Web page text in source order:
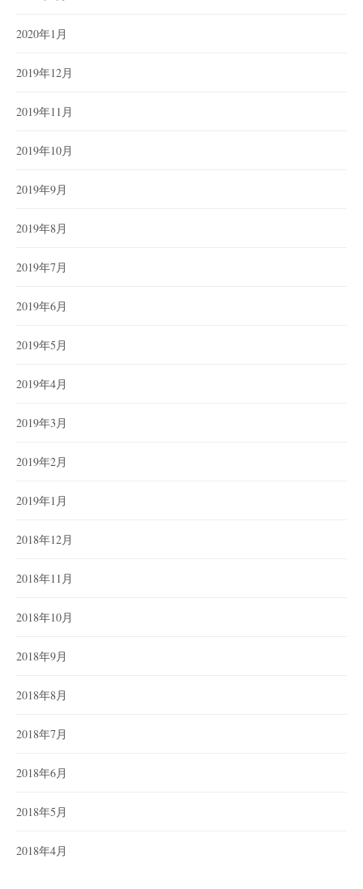
2020年1月
2019年12月
2019年11月
2019年10月
2019年9月
2019年8月
2019年7月
2019年6月
2019年5月
2019年4月
2019年3月
2019年2月
2019年1月
2018年12月
2018年11月
2018年10月
2018年9月
2018年8月
2018年7月
2018年6月
2018年5月
2018年4月